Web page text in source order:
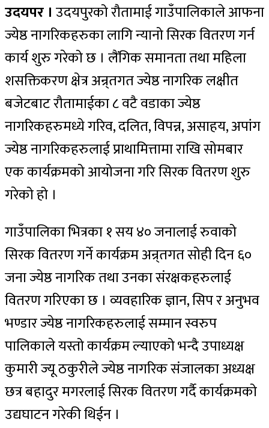
उदयपर । उदयपुरको रौतामाई गाउँपालिकाले आफना
ज्येष्ठ नागरिकहरुका लागि न्यानो सिरक वितरण गर्न
कार्य शुरु गरेको छ । लैंगिक समानता तथा महिला
शसक्तिकरण क्षेत्र अन्र्तगत ज्येष्ठ नागरिक लक्षीत
बजेटबाट रौतामाईका ८ वटै वडाका ज्येष्ठ
नागरिकहरुमध्ये गरिव, दलित, विपन्न, असाहय, अपांग
ज्येष्ठ नागरिकहरुलाई प्राथामित्तामा राखि सोमबार
एक कार्यक्रमको आयोजना गरि सिरक वितरण शुरु
गरेको हो ।
गाउँपालिका भित्रका १ सय ४० जनालाई रुवाको
सिरक वितरण गर्ने कार्यक्रम अन्र्तगत सोही दिन ६०
जना ज्येष्ठ नागरिक तथा उनका संरक्षकहरुलाई
वितरण गरिएका छ । व्यवहारिक ज्ञान, सिप र अनुभव
भण्डार ज्येष्ठ नागरिकहरुलाई सम्मान स्वरुप
पालिकाले यस्तो कार्यक्रम ल्याएको भन्दै उपाध्यक्ष
कुमारी ज्यू ठकुरीले ज्येष्ठ नागरिक संजालका अध्यक्ष
छत्र बहादुर मगरलाई सिरक वितरण गर्दै कार्यक्रमको
उद्यघाटन गरेकी थिईन ।